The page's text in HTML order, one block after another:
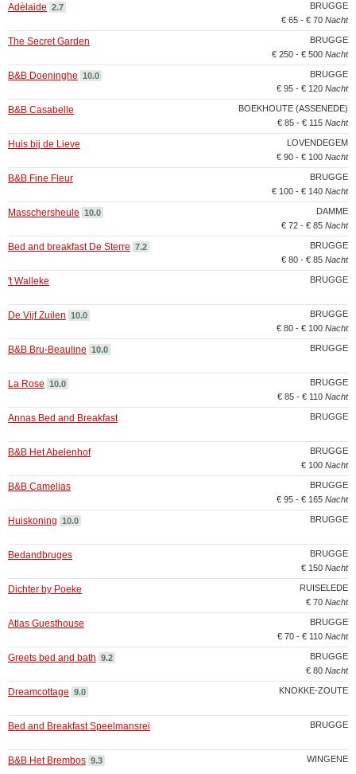
BRUGGE
Adèlaide 2.7
€ 65 - € 70 Nacht
BRUGGE
The Secret Garden
€ 250 - € 500 Nacht
BRUGGE
B&B Doeninghe 10.0
€ 95 - € 120 Nacht
BOEKHOUTE (ASSENEDE)
B&B Casabelle
€ 85 - € 115 Nacht
LOVENDEGEM
Huis bij de Lieve
€ 90 - € 100 Nacht
BRUGGE
B&B Fine Fleur
€ 100 - € 140 Nacht
DAMME
Masschersheule 10.0
€ 72 - € 85 Nacht
BRUGGE
Bed and breakfast De Sterre 7.2
€ 80 - € 85 Nacht
BRUGGE
't Walleke
BRUGGE
De Vijf Zuilen 10.0
€ 80 - € 100 Nacht
BRUGGE
B&B Bru-Beauline 10.0
BRUGGE
La Rose 10.0
€ 85 - € 110 Nacht
BRUGGE
Annas Bed and Breakfast
BRUGGE
B&B Het Abelenhof
€ 100 Nacht
BRUGGE
B&B Camelias
€ 95 - € 165 Nacht
BRUGGE
Huiskoning 10.0
BRUGGE
Bedandbruges
€ 150 Nacht
RUISELEDE
Dichter by Poeke
€ 70 Nacht
BRUGGE
Atlas Guesthouse
€ 70 - € 110 Nacht
BRUGGE
Greets bed and bath 9.2
€ 80 Nacht
KNOKKE-ZOUTE
Dreamcottage 9.0
BRUGGE
Bed and Breakfast Speelmansrei
WINGENE
B&B Het Brembos 9.3